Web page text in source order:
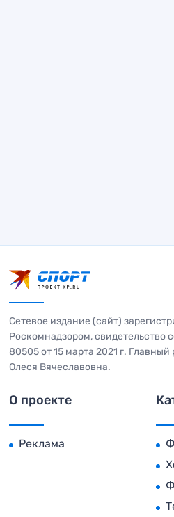
Сетевое издание (сайт)
Роскомнадзором,
80505 от 15 марта 2021 г.
Олеся Вячеславовна.
О проекте
Реклама